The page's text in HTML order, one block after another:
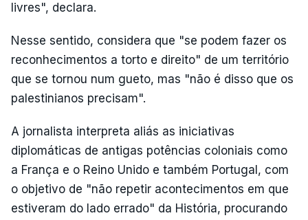
livres", declara.
Nesse sentido, considera que "se podem fazer os
reconhecimentos a torto e direito" de um território
que se tornou num gueto, mas "não é disso que os
palestinianos precisam".
A jornalista interpreta aliás as iniciativas
diplomáticas de antigas potências coloniais como
a França e o Reino Unido e também Portugal, com
o objetivo de "não repetir acontecimentos em que
estiveram do lado errado" da História, procurando